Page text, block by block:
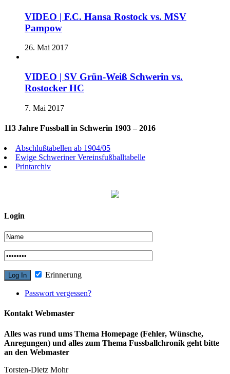
VIDEO | F.C. Hansa Rostock vs. MSV
Pampow
26. Mai 2017
VIDEO | SV Grün-Weiß Schwerin vs.
Rostocker HC
7. Mai 2017
113 Jahre Fussball in Schwerin 1903 – 2016
Abschlußtabellen ab 1904/05
Ewige Schweriner Vereinsfußballtabelle
Printarchiv
Login
Erinnerung
Passwort vergessen?
Kontakt Webmaster
Alles was rund ums Thema Homepage (Fehler, Wünsche,
Anregungen) und alles zum Thema Fussballchronik geht bitte
an den Webmaster
Torsten-Dietz Mohr